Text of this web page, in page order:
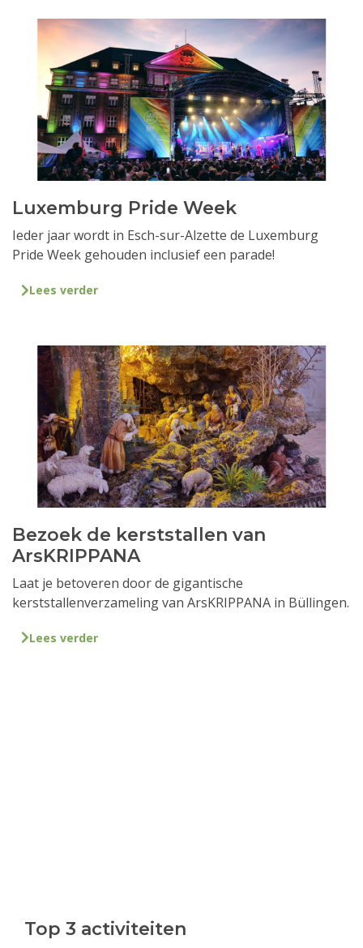
Luxemburg Pride Week
Ieder jaar wordt in Esch-sur-Alzette de Luxemburg
Pride Week gehouden inclusief een parade!
Lees verder
Bezoek de kerststallen van
ArsKRIPPANA
Laat je betoveren door de gigantische
kerststallenverzameling van ArsKRIPPANA in Büllingen.
Lees verder
Top 3 activiteiten